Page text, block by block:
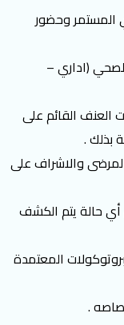
المستمر وحضور
(اداري –
العنف القائم على
بذلك .
والاشراف على
أي حالة يتم الكشف
المعتمدة
.